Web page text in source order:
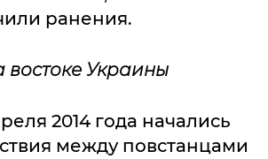
ранения.
востоке Украины
2014 года начались
между повстанцами